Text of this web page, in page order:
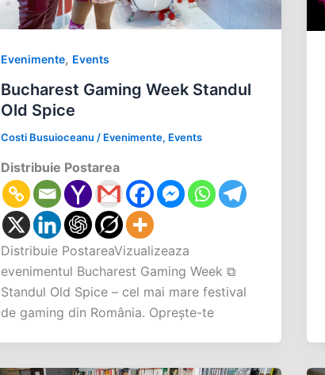
Evenimente, Events
Bucharest Gaming Week Standul
Old Spice
Costi Busuioceanu / Evenimente, Events
Distribuie Postarea
Distribuie PostareaVizualizeaza
evenimentul Bucharest Gaming Week ⧉
Standul Old Spice – cel mai mare festival
de gaming din România. Oprește-te